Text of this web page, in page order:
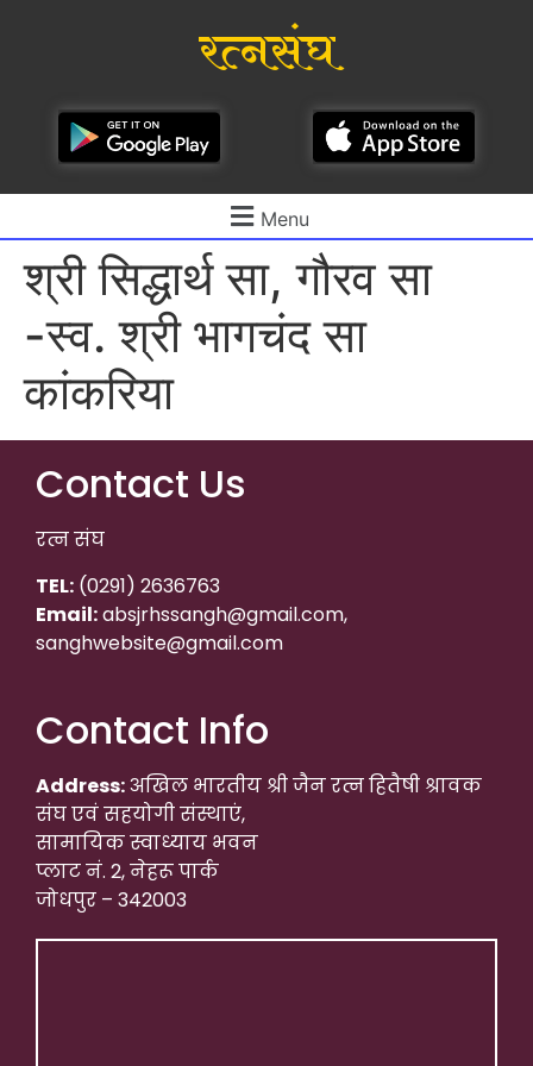
रत्नसंघ
Menu
श्री सिद्धार्थ सा, गौरव सा
-स्व. श्री भागचंद सा
कांकरिया
Contact Us
रत्न संघ
TEL: (0291) 2636763
Email:absjrhssangh@gmail.com,
sanghwebsite@gmail.com
Contact Info
Address:अखिल भारतीय श्री जैन रत्न हितैषी श्रावक
संघ एवं सहयोगी संस्थाएं,
सामायिक स्वाध्याय भवन
प्लाट नं. 2, नेहरू पार्क
जोधपुर – 342003